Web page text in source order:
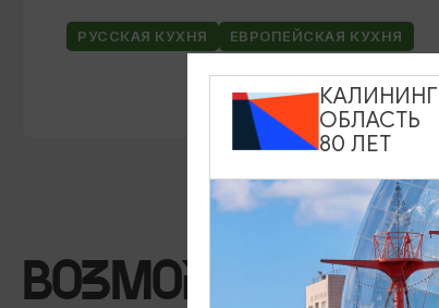
РУССКАЯ КУХНЯ ЕВРОПЕЙСКАЯ КУХНЯ
ВОЗМОЖНО ВАС
ОБЛАСТЬ
80 ЛЕТ